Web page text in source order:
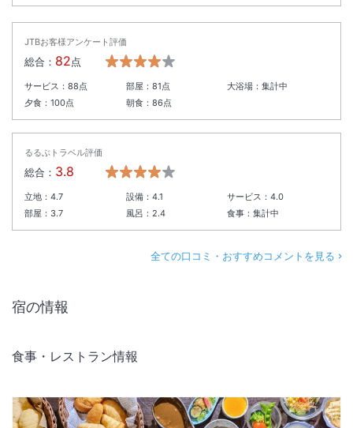
JTBお客様アンケート評価
総合： 82点
サービス： 88点 部屋： 81点 大浴場：集計中
夕食： 100点 朝食： 86点
るるぶトラベル評価
総合： 3.8
立地： 4.7 設備： 4.1 サービス：4.0
部屋： 3.7 風呂： 2.4 食事：集計中
全ての口コミ・おすすめコメントを見る
宿の情報
食事・レストラン情報